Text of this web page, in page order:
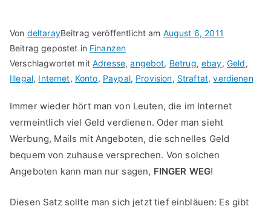
Von deltarayBeitrag veröffentlicht am August 6, 2011
Beitrag gepostet in Finanzen
Verschlagwortet mitAdresse,angebot, Betrug, ebay, Geld,
Illegal, Internet, Konto, Paypal, Provision, Straftat,verdienen
Immer wieder hört man von Leuten, die im Internet
vermeintlich viel Geld verdienen. Oder man sieht
Werbung, Mails mit Angeboten, die schnelles Geld
bequem von zuhause versprechen. Von solchen
Angeboten kann man nur sagen, FINGER WEG!
Diesen Satz sollte man sich jetzt tief einbläuen: Es gibt